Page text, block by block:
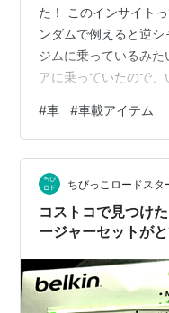
た！ このインサイト
ンダムで例えると逆シ
ジムに乗っているみ
アに乗っていたので、
イズしてます。 ↓ヘッ
ヘッドレスト用クリ
た。 耐荷重は200グ
P（ダイソー） マルチ
てみました。 充電ケ
鬱陶しくならない…
#車 #車載アイテム
ちびっこロードスタ
コストコで見つけ
ージャーセットが